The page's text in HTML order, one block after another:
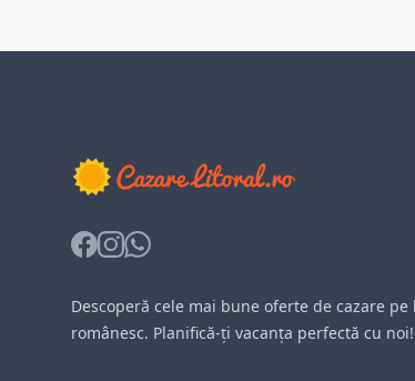
Facebook
Instagram
Whatsapp
Descoperă cele mai bune oferte de cazare
românesc. Planifică-ți vacanța perfectă cu noi!